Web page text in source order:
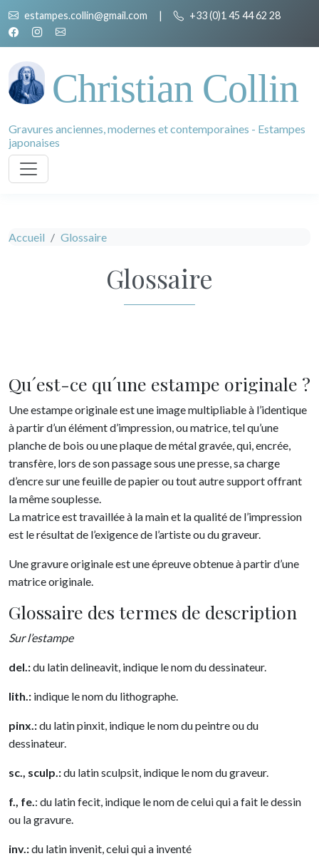
estampes.collin@gmail.com | +33 (0)1 45 44 62 28
Christian Collin
Gravures anciennes, modernes et contemporaines - Estampes
japonaises
Accueil Glossaire
Glossaire
Qu´est-ce qu´une estampe originale ?
Une estampe originale est une image multipliable à l’identique
à partir d’un élément d’impression, ou matrice, tel qu’une
planche de bois ou une plaque de métal gravée, qui, encrée,
transfère, lors de son passage sous une presse, sa charge
d’encre sur une feuille de papier ou tout autre support offrant
la même souplesse.
La matrice est travaillée à la main et la qualité de l’impression
est le résultat de l’exigence de l’artiste ou du graveur.
Une gravure originale est une épreuve obtenue à partir d’une
matrice originale.
Glossaire des termes de description
Sur l’estampe
del.:du latin delineavit, indique le nom du dessinateur.
lith.: indique le nom du lithographe.
pinx.:du latin pinxit, indique le nom du peintre ou du
dessinateur.
sc., sculp.:du latin sculpsit, indique le nom du graveur.
f., fe.: du latin fecit, indique le nom de celui qui a fait le dessin
ou la gravure.
inv.:du latin invenit, celui qui a inventé